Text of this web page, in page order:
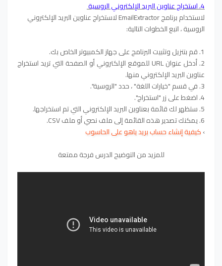
4. استخراج عناوين البريد الإلكتروني الروسية
لاستخدام برنامج EmailExtractor لاستخراج عناوين البريد الإلكتروني
الروسية ، اتبع الخطوات التالية:
1. قم بتنزيل وتثبيت البرنامج على جهاز الكمبيوتر الخاص بك.
2. أدخل عنوان URL للموقع الإلكتروني أو الصفحة التي تريد استخراج
عناوين البريد الإلكتروني منها.
3. في قسم "خيارات اللغة" ، حدد "الروسية".
4. اضغط على زر "استخراج".
5. ستظهر لك قائمة بعناوين البريد الإلكتروني التي تم استخراجها.
6. يمكنك تصدير هذه القائمة إلى ملف نصي أو ملف CSV.
›كيفية إنشاء حساب بريد ياهو على الحاسوب
للمزيد من التوضيح الدرس فرجة ممتعة